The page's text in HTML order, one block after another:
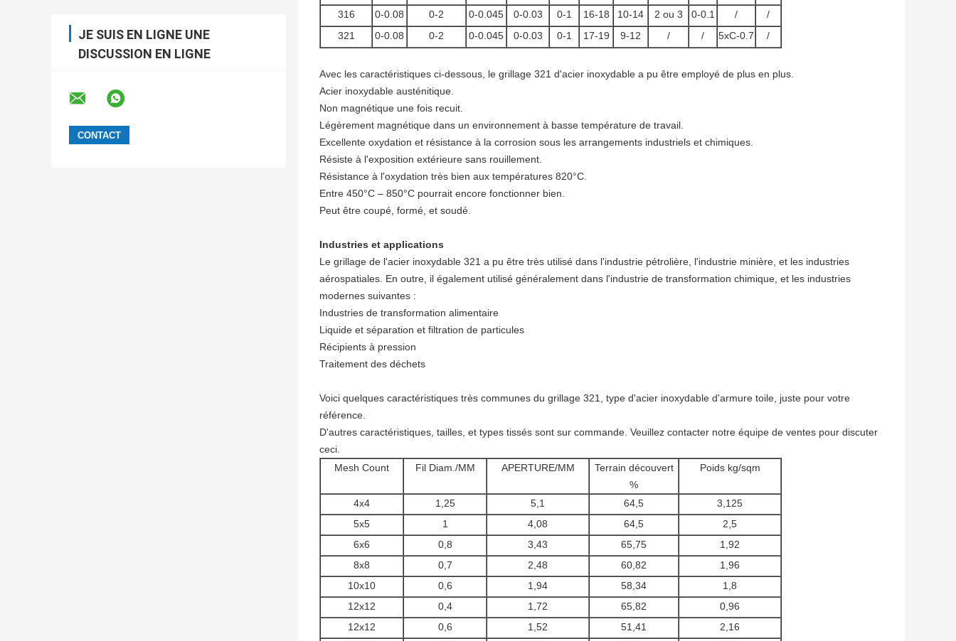
JE SUIS EN LIGNE UNE
DISCUSSION EN LIGNE
316
0-0.08 0-2 0-0.045 0-0.03 0-1 16-18 10-14 2 ou 3 0-0.1 /
/
321
0-0.08 0-2 0-0.045 0-0.03 0-1 17-19 9-12 / / 5xC-0.7 /
Avec les caractéristiques ci-dessous, le grillage 321 d'acier inoxydable a pu être employé de plus en plus.
Acier inoxydable austénitique.
Non magnétique une fois recuit.
Légèrement magnétique dans un environnement à basse température de travail.
Excellente oxydation et résistance à la corrosion sous les arrangements industriels et chimiques.
Résiste à l'exposition extérieure sans rouillement.
Résistance à l'oxydation très bien aux températures 820°C.
Entre 450°C – 850°C pourrait encore fonctionner bien.
Peut être coupé, formé, et soudé.
Industries et applications
Le grillage de l'acier inoxydable 321 a pu être très utilisé dans l'industrie pétrolière, l'industrie minière, et les industries
aérospatiales. En outre, il également utilisé généralement dans l'industrie de transformation chimique, et les industries
modernes suivantes :
Industries de transformation alimentaire
Liquide et séparation et filtration de particules
Récipients à pression
Traitement des déchets
Voici quelques caractéristiques très communes du grillage 321, type d'acier inoxydable d'armure toile, juste pour votre
référence.
D'autres caractéristiques, tailles, et types tissés sont sur commande. Veuillez contacter notre équipe de ventes pour discuter
ceci.
Mesh Count
Fil Diam./MM APERTURE/MM
Terrain découvert
%
Poids kg/sqm
4x4 1,25 5,1 64,5
3,125
5x5
1 4,08 64,5
2,5
6x6
0,8 3,43 65,75
1,92
8x8
0,7 2,48 60,82
1,96
10x10
0,6 1,94 58,34
1,8
12x12
0,4 1,72 65,82
0,96
12x12
0,6 1,52 51,41
2,16